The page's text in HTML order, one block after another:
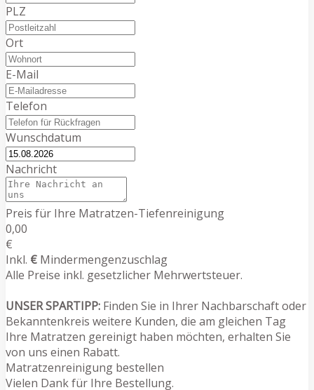
PLZ
Ort
E-Mail
Telefon
Wunschdatum
Nachricht
Preis für Ihre Matratzen-Tiefenreinigung
0,00
€
Inkl. € Mindermengenzuschlag
Alle Preise inkl. gesetzlicher Mehrwertsteuer.
UNSER SPARTIPP: Finden Sie in Ihrer Nachbarschaft oder
Bekanntenkreis weitere Kunden, die am gleichen Tag
Ihre Matratzen gereinigt haben möchten, erhalten Sie
von uns einen Rabatt.
Matratzenreinigung bestellen
Vielen Dank für Ihre Bestellung.